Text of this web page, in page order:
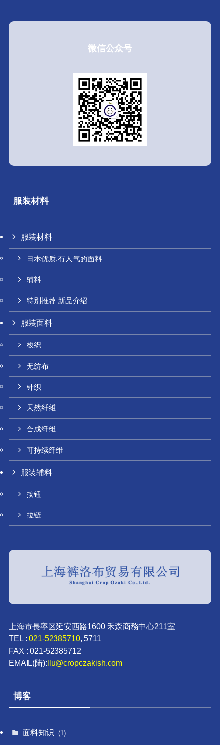
微信公众号
服装材料
服装材料
日本优质,有人气的面料
辅料
特別推荐 新品介绍
服装面料
梭织
无纺布
针织
天然纤维
合成纤维
可持续纤维
服装辅料
按钮
拉链
上海市長寧区延安西路1600 禾森商務中心211室
TEL : 021-52385710, 5711
FAX : 021-52385712
EMAIL(陆):llu@cropozakish.com
博客
面料知识 (1)